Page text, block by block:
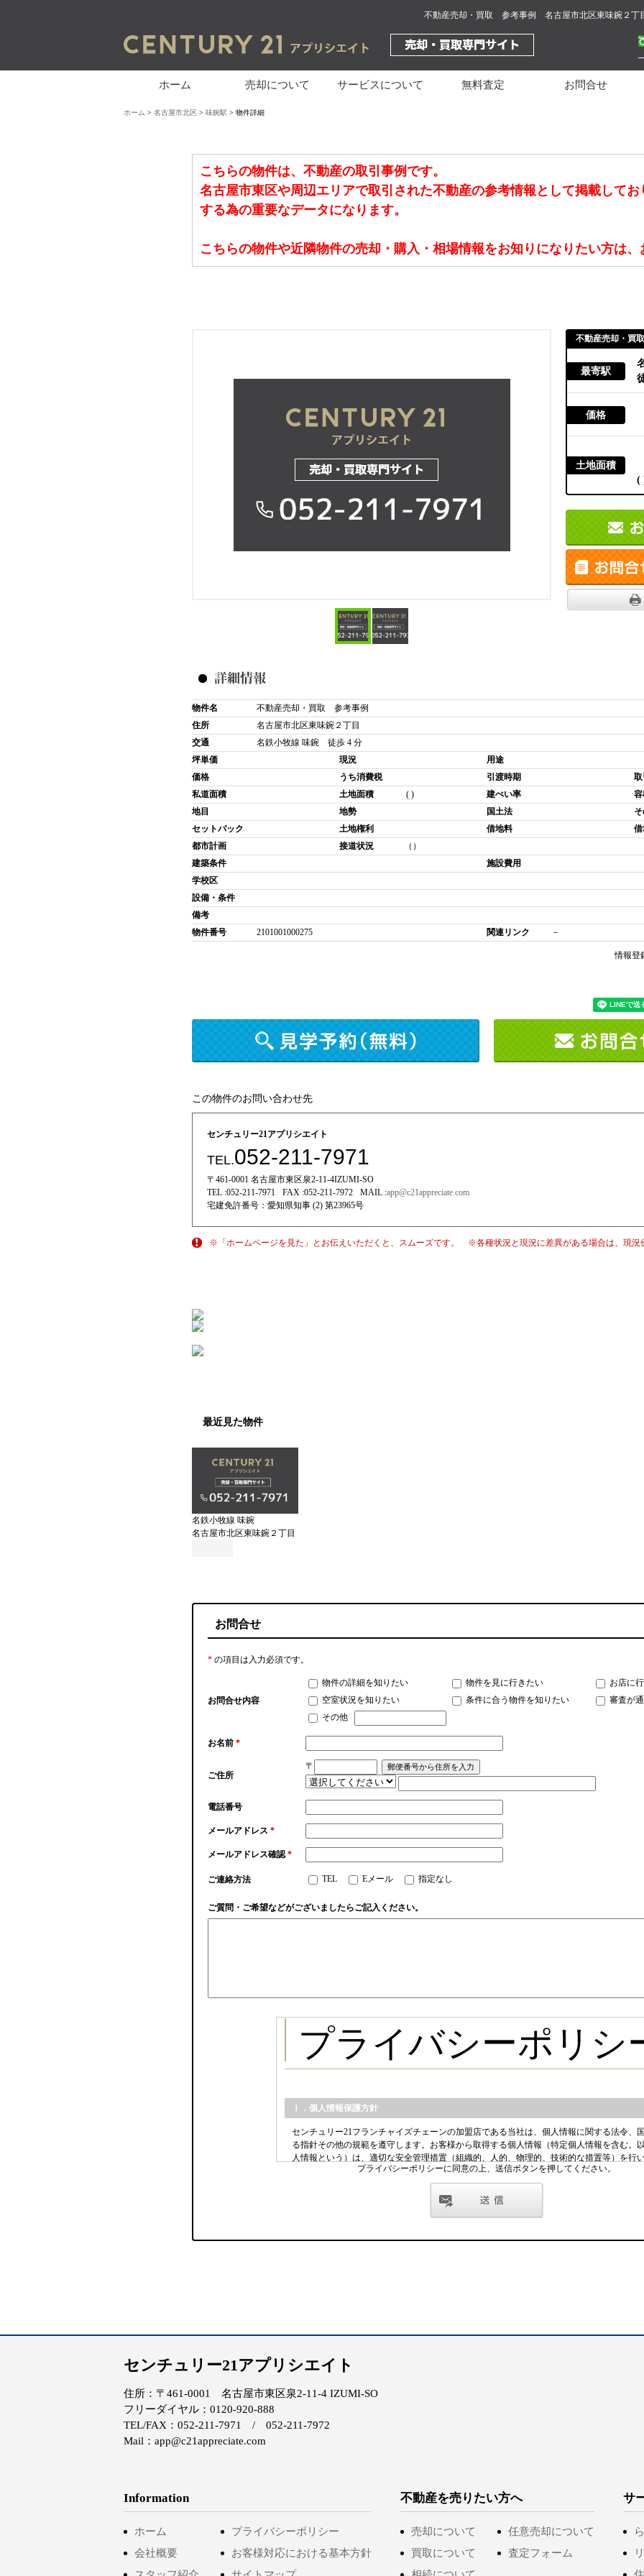
不動産売却・買取 参考事例 名古屋市北区東味鋺２
ホーム 売却について サービスについて 無料査定 お問合せ
ホーム > 名古屋市北区 > 味鋺駅 > 物件詳細
こちらの物件は、不動産の取引事例です。
名古屋市東区や周辺エリアで取引された不動産の参考情報として掲載して
する為の重要なデータになります。
こちらの物件や近隣物件の売却・購入・相場情報をお知りになりたい方は、
不動産売却・買
最寄駅
価格
土地面積
(
物件名
不動産売却・買取 参考事例
住所
名古屋市北区東味鋺２丁目
交通
名鉄小牧線 味鋺 徒歩 4 分
坪単価
現況
用途
価格
うち消費税 引渡時期
私道面積
土地面積 ( ) 建ぺい率
地目
地勢 国土法
セットバック
土地権利 借地料
借
都市計画
接道状況
（）
建築条件
施設費用
学校区
設備・条件
備考
物件番号
2101001000275 関連リンク －
情報登
この物件のお問い合わせ先
センチュリー21アプリシエイト
TEL.052-211-7971
〒461-0001 名古屋市東区泉2-11-4IZUMI-SO
TEL :052-211-7971 FAX :052-211-7972 MAIL :app@c21appreciate.com
宅建免許番号： 愛知県知事 (2) 第23965号
※「ホームページを見た」とお伝えいただくと、スムーズです。 ※各種状況と現況に差異がある場合は、現況
最近見た物件
名鉄小牧線 味鋺
名古屋市北区東味鋺２丁目
お問合せ
* の項目は入力必須です。
お問合せ内容
物件の詳細を知りたい 物件を見に行きたい
お店に
空室状況を知りたい
条件に合う物件を知りたい
審査が
その他
お名前 *
ご住所
〒
電話番号
メールアドレス *
メールアドレス確認*
ご連絡方法 TEL Eメール 指定なし
ご質問・ご希望などがございましたらご記入ください。
プライバシーポリシーに同意の上、送信ボタンを押してください。
Information
ホーム
会社概要
プライバシーポリシー
お客様対応における基本方針
不動産を売りたい方へ
売却について
買取について
任意売却について
査定フォーム
サ
センチュリー21アプリシエイト
住所：〒461-0001 名古屋市東区泉2-11-4 IZUMI-SO
フリーダイヤル：0120-920-888
TEL/FAX：052-211-7971 / 052-211-7972
Mail：app@c21appreciate.com